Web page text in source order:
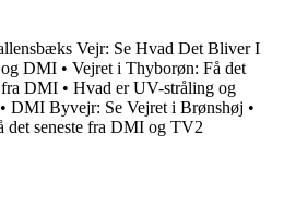
Vejr: Se Hvad Det Bliver I
DMI • Vejret i Thyborøn: Få det
fra DMI • Hvad er UV-stråling og
• DMI Byvejr: Se Vejret i Brønshøj •
det seneste fra DMI og TV2